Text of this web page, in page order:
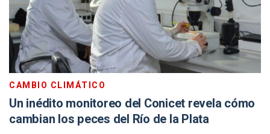
CAMBIO CLIMÁTICO
Un inédito monitoreo del Conicet revela cómo
cambian los peces del Río de la Plata